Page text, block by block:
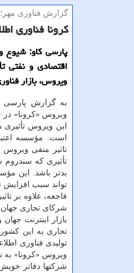
گزارش فناوری مهر؛
كرونا فناوری
پارسی كاو: شیوع
اقتصادی و نفتی
ویروس، بازار
به گزارش پارسی
ویروس «كرونا» در
این ویروس
است. مؤسسه
تاثیر منفی ویروس
بدتر باشد. این
تواند سبب افزایش
فاجعه، علاوه بر
شركای تجاری جهان،
بازار اینترنت
تجاری به این
تولیدی فناوری
ویروس «كرونا» به
شركتها دفاتر